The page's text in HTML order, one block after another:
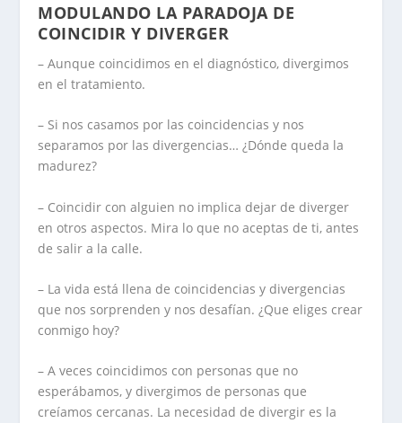
MODULANDO LA PARADOJA DE
COINCIDIR Y DIVERGER
– Aunque coincidimos en el diagnóstico, divergimos
en el tratamiento.
– Si nos casamos por las coincidencias y nos
separamos por las divergencias… ¿Dónde queda la
madurez?
– Coincidir con alguien no implica dejar de diverger
en otros aspectos. Mira lo que no aceptas de ti, antes
de salir a la calle.
– La vida está llena de coincidencias y divergencias
que nos sorprenden y nos desafían. ¿Que eliges crear
conmigo hoy?
– A veces coincidimos con personas que no
esperábamos, y divergimos de personas que
creíamos cercanas. La necesidad de divergir es la